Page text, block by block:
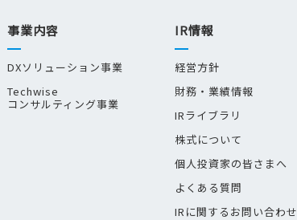
事業内容
DXソリューション事業
Techwise
コンサルティング事業
IR情報
経営方針
財務・業績情報
IRライブラリ
株式について
個人投資家の皆さまへ
よくある質問
IRに関するお問い合わせ